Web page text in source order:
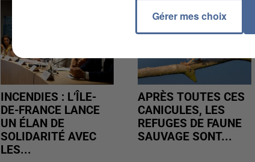
INCENDIES : L’ÎLE-
DE-FRANCE LANCE
UN ÉLAN DE
SOLIDARITÉ AVEC
LES...
APRÈS TOUTES CES
CANICULES, LES
REFUGES DE FAUNE
SAUVAGE SONT...
Gérer mes choix